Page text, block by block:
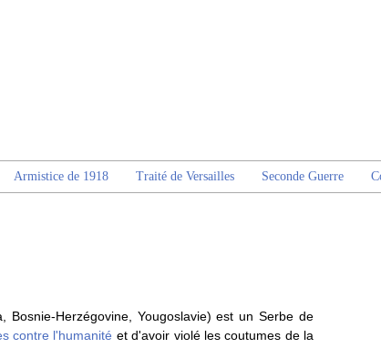
Armistice de 1918 Traité de Versailles Seconde Guerre
Herzégovine, Yougoslavie) est un Serbe de
contre l'humanité et d'avoir violé les coutumes de la